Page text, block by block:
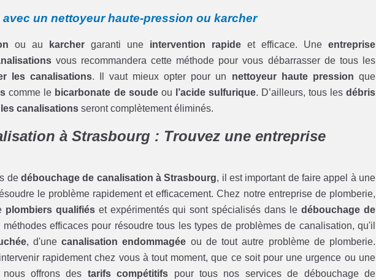
un nettoyeur haute-pression ou karcher
ou au karcher garanti une intervention rapide et efficace. Une entreprise
vous recommandera cette méthode pour vous débarrasser de tous les
les canalisations. Il vaut mieux opter pour un nettoyeur haute pression que
comme le bicarbonate de soudeou l’acide sulfurique. D’ailleurs, tous les débris
canalisations seront complètement éliminés.
à Strasbourg : Trouvez une entreprise
dedébouchage de canalisation à Strasbourg, il est important de faire appel à une
le problème rapidement et efficacement. Chez notre entreprise de plomberie,
plombiers qualifiéset expérimentés qui sont spécialisés dans ledébouchage de
efficaces pour résoudre tous les types de problèmes de canalisation, qu'il
, d'unecanalisation endommagée ou de tout autre problème de plomberie.
rapidement chez vous à tout moment, que ce soit pour une urgence ou une
offrons des tarifs compétitifs pour tous nos services de débouchage de